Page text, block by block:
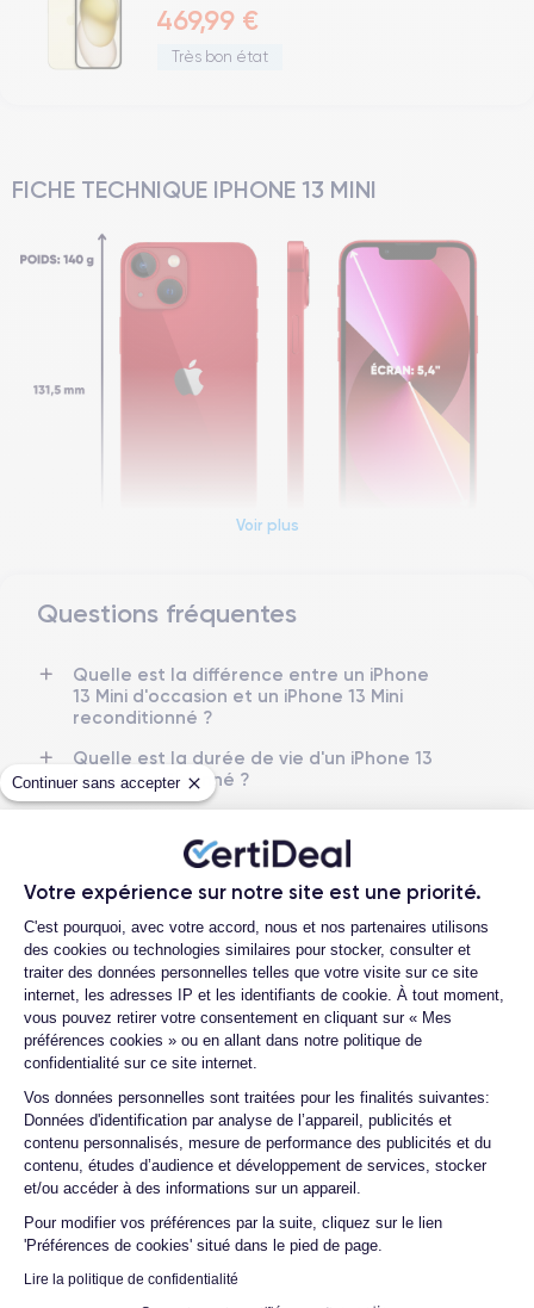
Continuer sans accepter
Votre expérience sur notre site est une priorité.
Plateforme de Gestion du
C'est pourquoi, avec votre accord, nous et nos partenaires utilisons
des cookies ou technologies similaires pour stocker, consulter et
traiter des données personnelles telles que votre visite sur ce site
internet, les adresses IP et les identifiants de cookie. À tout moment,
vous pouvez retirer votre consentement en cliquant sur « Mes
préférences cookies » ou en allant dans notre politique de
confidentialité sur ce site internet.
Vos données personnelles sont traitées pour les finalités suivantes:
Données d'identification par analyse de l’appareil, publicités et
contenu personnalisés, mesure de performance des publicités et du
contenu, études d’audience et développement de services, stocker
et/ou accéder à des informations sur un appareil.
Pour modifier vos préférences par la suite, cliquez sur le lien
'Préférences de cookies' situé dans le pied de page.
Lire la politique de confidentialité
Axeptio consent
469,99 €
Très bon état
FICHE TECHNIQUE IPHONE 13 MINI
Dimensions et poids iPhone 13 Mini
Date de sortie
24/09/2021
Système exploitation
iOS (iOS 26)
Dimensions
131.5×64.2×7.65 mm
Poids
2340 x 1080 pixels
RAM
4 Go
Memoire interne
128,256,512 Go
Nom de la puce
Puce A15 Bionic
Nombre de cœurs
6
Nom GPU Fréq. processeur
Caméra
12 Mpx
Caméra Frontale
12 Mpx
4K - 3840 x 2160 px
Recharge rapide
Oui, minimum 18W
Batterie
Voir plus
Questions fréquentes
Quelle est la différence entre un iPhone
13 Mini d'occasion et un iPhone 13 Mini
reconditionné ?
Quelle est la durée de vie d'un iPhone 13
Mini reconditionné ?
les batteries ?
Quels sont les accessoires inclus dans la
commande ?
Quelles garanties offrez-vous sur vos
produits ?
Quels sont vos modes de paiement ?
Est-il possible de payer l'iPhone 13 Mini en
plusieurs fois ?
Que se passe-t-il après avoir passé la
commande ?
Quelle société utilisez-vous pour
l'expédition ?
Quels sont les délais de livraison ?
Que se passe-t-il si je change d'avis